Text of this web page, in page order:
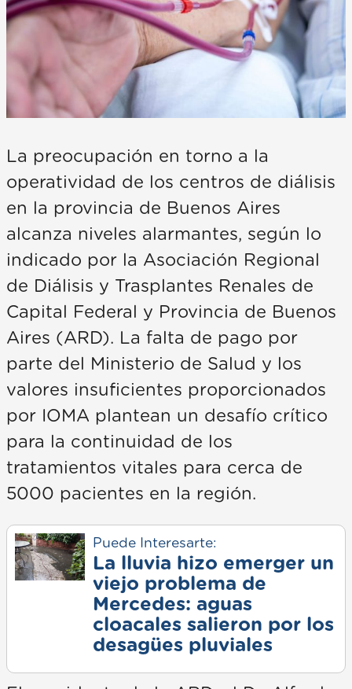
La preocupación en torno a la
operatividad de los centros de diálisis
en la provincia de Buenos Aires
alcanza niveles alarmantes, según lo
indicado por la Asociación Regional
de Diálisis y Trasplantes Renales de
Capital Federal y Provincia de Buenos
Aires (ARD). La falta de pago por
parte del Ministerio de Salud y los
valores insuficientes proporcionados
por IOMA plantean un desafío crítico
para la continuidad de los
tratamientos vitales para cerca de
5000 pacientes en la región.
Puede Interesarte:
La lluvia hizo emerger un
viejo problema de
Mercedes: aguas
cloacales salieron por los
desagües pluviales